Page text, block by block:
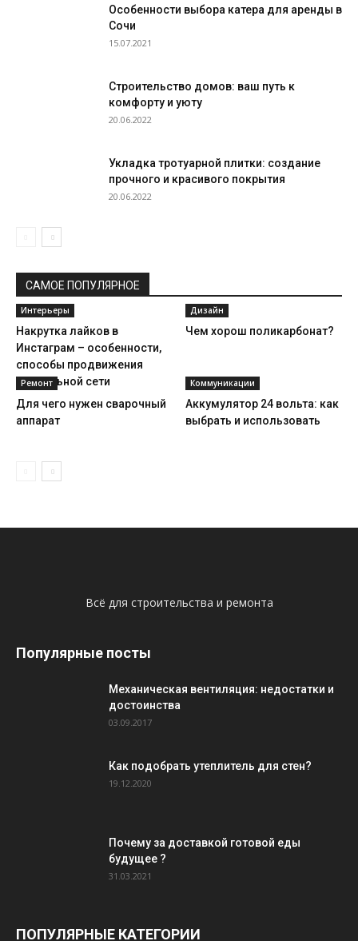
Особенности выбора катера для аренды в
Сочи
15.07.2021
Строительство домов: ваш путь к
комфорту и уюту
20.06.2022
Укладка тротуарной плитки: создание
прочного и красивого покрытия
20.06.2022
САМОЕ ПОПУЛЯРНОЕ
Интерьеры
Накрутка лайков в
Инстаграм – особенности,
способы продвижения
социальной сети
Дизайн
Чем хорош поликарбонат?
Ремонт
Для чего нужен сварочный
аппарат
Коммуникации
Аккумулятор 24 вольта: как
выбрать и использовать
Всё для строительства и ремонта
Популярные посты
Механическая вентиляция: недостатки и
достоинства
03.09.2017
Как подобрать утеплитель для стен?
19.12.2020
Почему за доставкой готовой еды
будущее ?
31.03.2021
ПОПУЛЯРНЫЕ КАТЕГОРИИ